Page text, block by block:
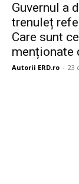
Guvernul a
trenuleț
Care sunt
menționate
Autorii ERD.ro - 23